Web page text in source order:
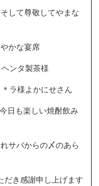
して尊敬してやまな
かな宴席
ンタ製茶様
ラ様よかにせさん
日も楽しい焼酎飲み
サバからの〆のあら
き感謝申し上げます